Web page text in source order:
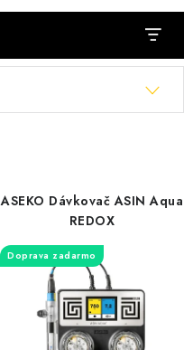
ASEKO Dávkovač ASIN Aqua
REDOX
Doprava zadarmo